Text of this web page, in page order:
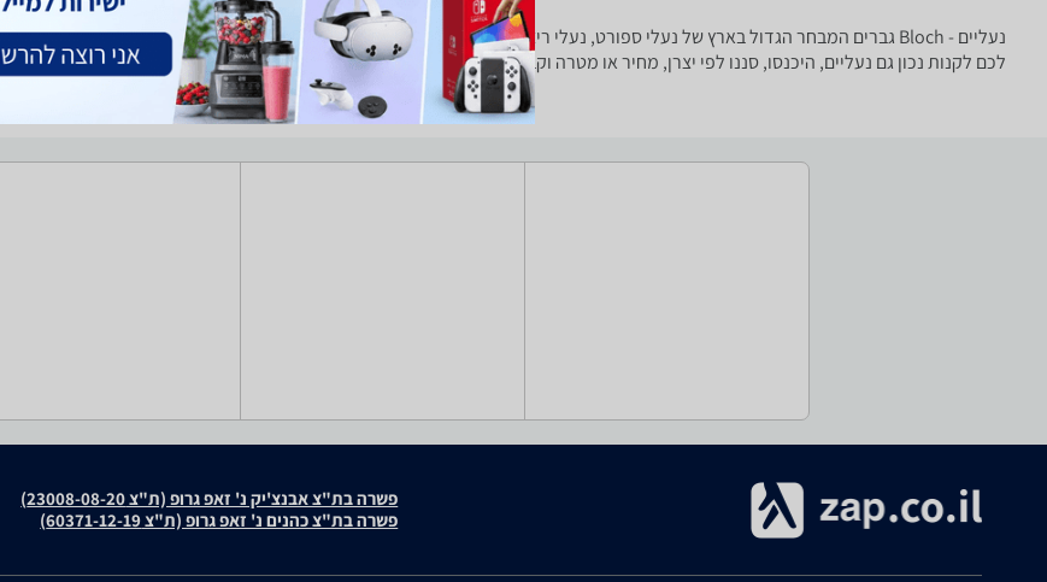
לכם לקנות נכון גם נעליים, היכנסו, סננו לפי יצרן, מחיר או מטרה וקבלו בתוצאות החיפוש מחירים של מבחר רחב של נעליים הרלוונטיות עבורכם.
פשרה בת"צ אבנצ'יק נ' זאפ גרופ (ת"צ 23008-08-20)
פשרה בת"צ כהנים נ' זאפ גרופ (ת"צ 60371-12-19)